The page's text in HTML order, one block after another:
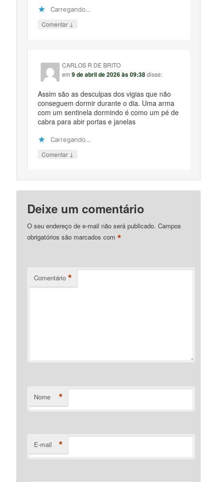
Carregando...
Comentar ↓
CARLOS R DE BRITO
em9 de abril de 2026 às 09:38disse:
Assim são as desculpas dos vigias que não
conseguem dormir durante o dia. Uma arma
com um sentinela dormindo é como um pé de
cabra para abir portas e janelas
Carregando...
Comentar ↓
Deixe um comentário
O seu endereço de e-mail não será publicado. Campos
obrigatórios são marcados com*
Comentário *
Nome *
E-mail *